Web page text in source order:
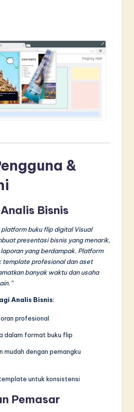
&
Bisnis
platform buku flip digital Visual
presentasi bisnis yang menarik,
yang berdampak. Platform
template profesional dan aset
banyak waktu dan usaha
Analis Bisnis:
profesional
dalam format buku flip
mudah dengan pemangku
untuk konsistensi
Pemasar